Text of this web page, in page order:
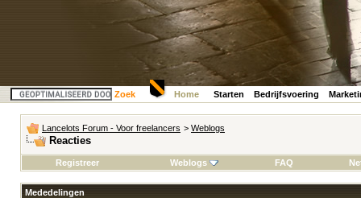
Zoek Home Starten Bedrijfsvoering
Lancelots Forum - Voor freelancers > Weblogs
Reacties
Registreer Weblogs FAQ
Mededelingen